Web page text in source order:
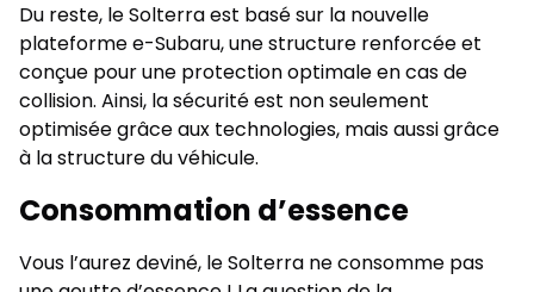
Du reste, le Solterra est basé sur la nouvelle
plateforme e-Subaru, une structure renforcée et
conçue pour une protection optimale en cas de
collision. Ainsi, la sécurité est non seulement
optimisée grâce aux technologies, mais aussi grâce
à la structure du véhicule.
Consommation d’essence
Vous l’aurez deviné, le Solterra ne consomme pas